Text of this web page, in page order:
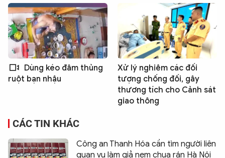
Dùng kéo đâm thủng
ruột bạn nhậu
Xử lý nghiêm các đối
tượng chống đối, gây
thương tích cho Cảnh sát
giao thông
CÁC TIN KHÁC
Công an Thanh Hóa cần tìm người liên
quan vụ làm giả nem chua rán Hà Nội